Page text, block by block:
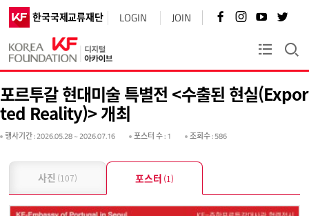
한국국제교류재단 LOGIN JOIN 페
이
로
가
기
인
스
바
로
가
기
유
튜
브
바
가
기
트
터
바
로
가
기
KF플러스
포르투갈 현대미술 특별전 <수출된 현실(Expor
ted Reality)> 개최
행사기간: 2026.05.28 ~ 2026.07.16 포스터 수: 1 조회수: 586
사진 (107) 포스터 (1)